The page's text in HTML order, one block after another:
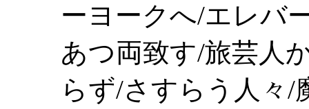
ーヨークへ/エレバ
あつ両致す/旅芸人
らず/さすらう人々/